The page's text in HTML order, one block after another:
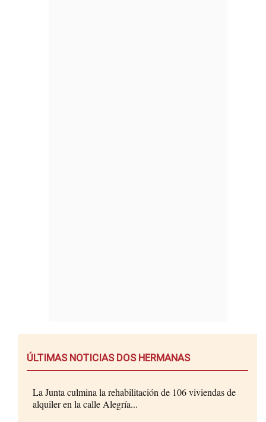
ÚLTIMAS NOTICIAS DOS HERMANAS
La Junta culmina la rehabilitación de 106 viviendas de
alquiler en la calle Alegría...